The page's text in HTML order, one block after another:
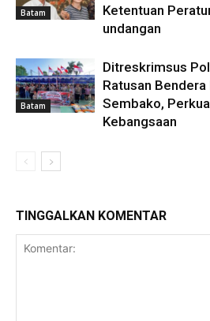
Batam
Ketentuan
undangan
Batam
Ditreskrimsus
Ratusan
Sembako,
Kebangsaan
TINGGALKAN KOMENTAR